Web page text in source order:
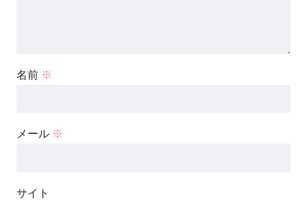
名前 ※
メール ※
サイト